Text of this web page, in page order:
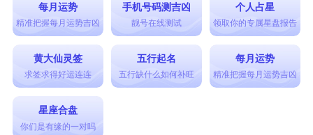
每月运势
精准把握每月运势吉凶
手机号码测吉凶
靓号在线测试
个人占星
领取你的专属星盘报告
黄大仙灵签
求签求得好运连连
五行起名
五行缺什么如何补旺
每月运势
精准把握每月运势吉凶
星座合盘
你们是有缘的一对吗